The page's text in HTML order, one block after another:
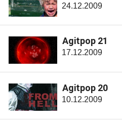
24.12.2009
Agitpop 21
17.12.2009
Agitpop 20
10.12.2009